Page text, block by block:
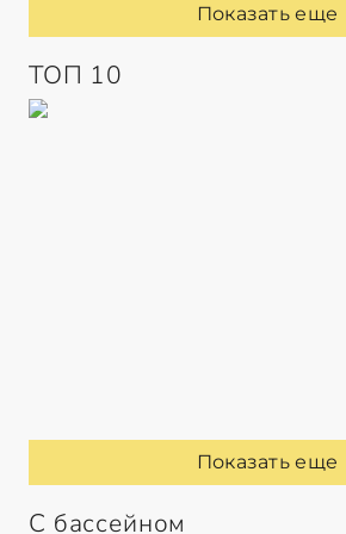
Показать еще
ТОП 10
Показать еще
С бассейном